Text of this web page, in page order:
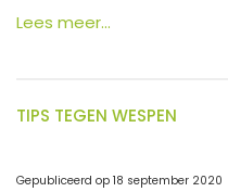
Lees meer...
TIPS TEGEN WESPEN
Gepubliceerd op 18 september 2020